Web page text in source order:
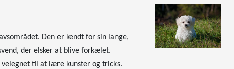
Den er kendt for sin lange,
der elsker at blive forkælet.
til at lære kunster og tricks.